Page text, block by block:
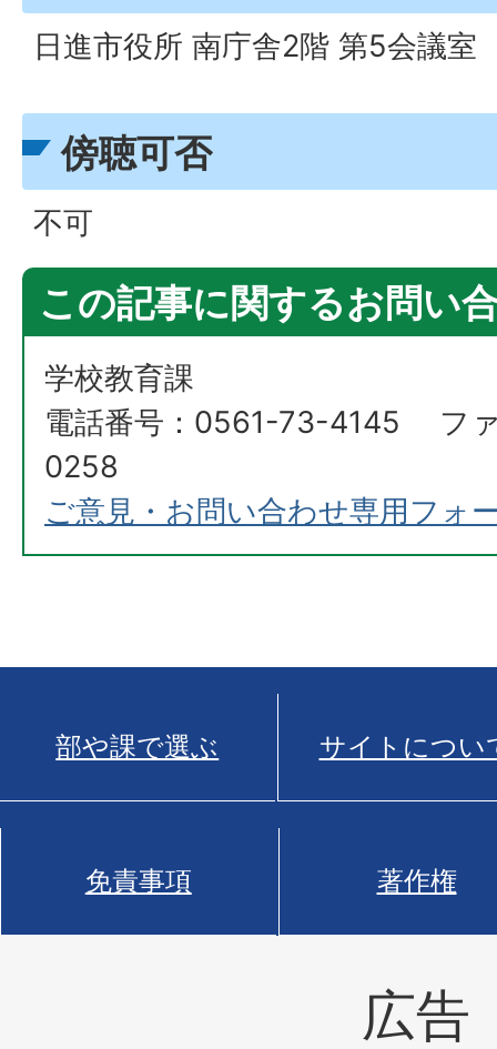
日進市役所 南庁舎2階 第5会議室
傍聴可否
不可
この記事に関するお問い
学校教育課
電話番号：0561-73-4145 フ
0258
ご意見・お問い合わせ専用フォ
部や課で選ぶ サイトについ
免責事項 著作権
広告